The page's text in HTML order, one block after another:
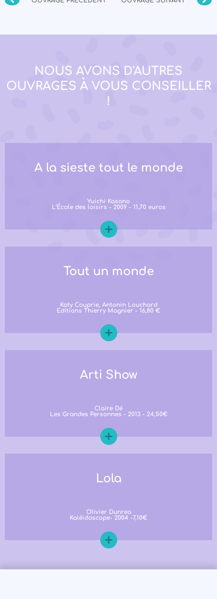
NOUS AVONS D'AUTRES
OUVRAGES À VOUS CONSEILLER
!
A la sieste tout le monde
Yuichi Kasano
L’École des loisirs - 2009 - 11,70 euros
Tout un monde
Katy Couprie, Antonin Louchard
Editions Thierry Magnier - 16,80 €
Arti Show
Claire Dé
Les Grandes Personnes - 2013 - 24,50€
Lola
Olivier Dunrea
Kaléidoscope- 2004 -7,10€